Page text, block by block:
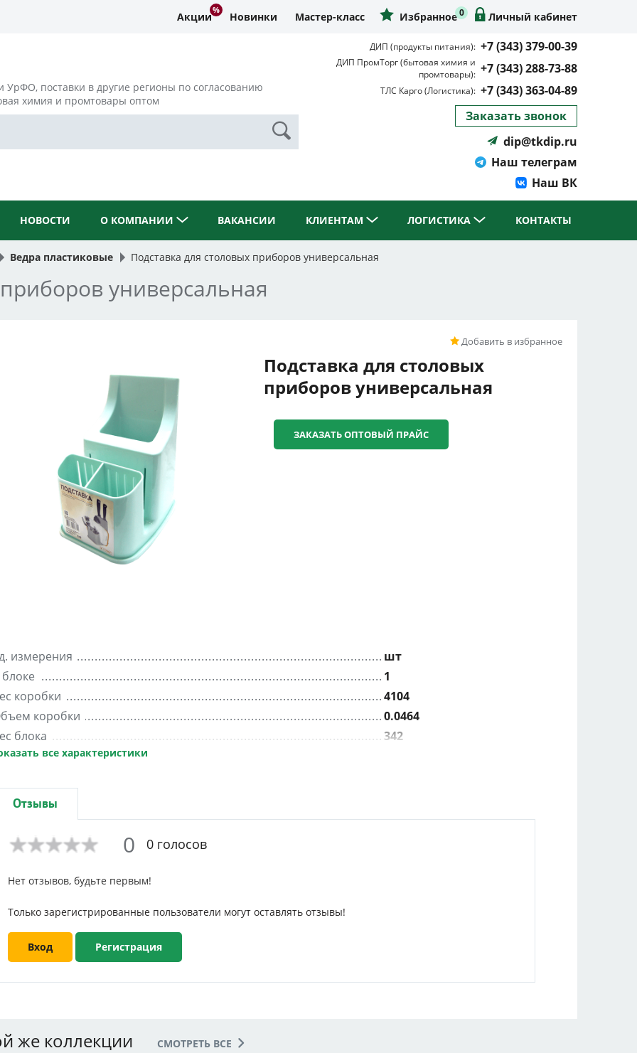
Акции Новинки Мастер-класс Избранное0 Личный кабинет
УрФО, поставки в другие регионы по согласованию
химия и промтовары оптом
ДИП (продукты питания): +7 (343) 379-00-39
ДИП ПромТорг (бытовая химия и
промтовары): +7 (343) 288-73-88
ТЛС Карго (Логистика): +7 (343) 363-04-89
Заказать звонок
dip@tkdip.ru
Наш телеграм
Наш ВК
НОВОСТИ О КОМПАНИИ ВАКАНСИИ КЛИЕНТАМ ЛОГИСТИКА КОНТАКТЫ
Ведра пластиковые Подставка для столовых приборов универсальная
универсальная
Добавить в избранное
Подставка для столовых
приборов универсальная
ЗАКАЗАТЬ ОПТОВЫЙ ПРАЙС
измерения
шт
1
коробки
4104
коробки
0.0464
блока
342
все характеристики
Отзывы
0 0 голосов
Нет отзывов, будьте первым!
Только зарегистрированные пользователи могут оставлять отзывы!
Вход Регистрация
же коллекции СМОТРЕТЬ ВСЕ